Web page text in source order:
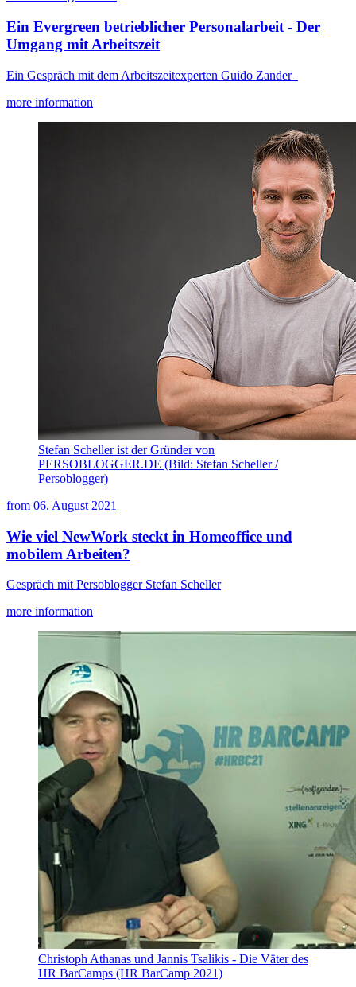
Ein Evergreen betrieblicher Personalarbeit - Der
Umgang mit Arbeitszeit
Ein Gespräch mit dem Arbeitszeitexperten Guido Zander
more information
Stefan Scheller ist der Gründer von
PERSOBLOGGER.DE (Bild: Stefan Scheller /
Persoblogger)
from 06. August 2021
Wie viel NewWork steckt in Homeoffice und
mobilem Arbeiten?
Gespräch mit Persoblogger Stefan Scheller
more information
Christoph Athanas und Jannis Tsalikis - Die Väter des
HR BarCamps (HR BarCamp 2021)